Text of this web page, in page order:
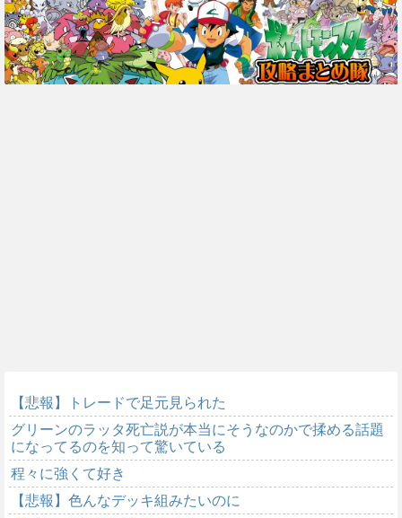
【悲報】トレードで足元見られた
グリーンのラッタ死亡説が本当にそうなのかで揉める話題
になってるのを知って驚いている
程々に強くて好き
【悲報】色んなデッキ組みたいのに